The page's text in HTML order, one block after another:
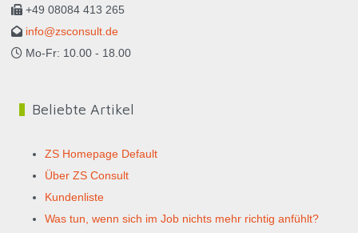
+49 08084 413 265
info@zsconsult.de
Mo-Fr: 10.00 - 18.00
Beliebte Artikel
ZS Homepage Default
Über ZS Consult
Kundenliste
Was tun, wenn sich im Job nichts mehr richtig anfühlt?